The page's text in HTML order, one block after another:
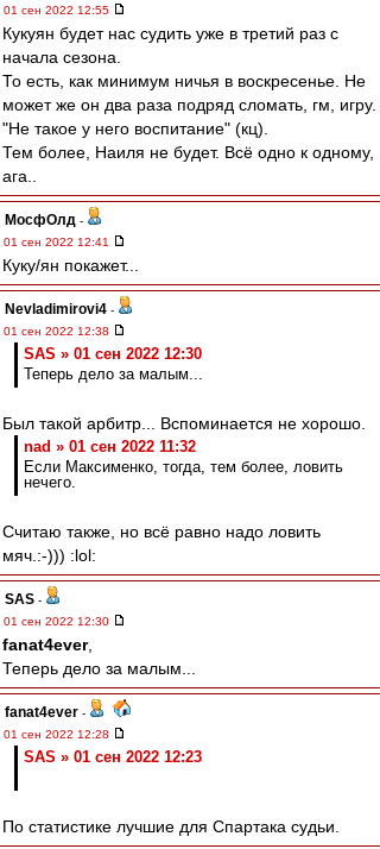
01 сен 2022 12:55
Кукуян будет нас судить уже в третий раз с
начала сезона.
То есть, как минимум ничья в воскресенье. Не
может же он два раза подряд сломать, гм, игру.
"Не такое у него воспитание" (кц).
Тем более, Наиля не будет. Всё одно к одному,
ага..
МосфОлд -
01 сен 2022 12:41
Куку/ян покажет...
Nevladimirovi4 -
01 сен 2022 12:38
SAS » 01 сен 2022 12:30
Теперь дело за малым...
Был такой арбитр... Вспоминается не хорошо.
nad » 01 сен 2022 11:32
Если Максименко, тогда, тем более, ловить
нечего.
Считаю также, но всё равно надо ловить
мяч.:-))) :lol:
SAS -
01 сен 2022 12:30
fanat4ever,
Теперь дело за малым...
fanat4ever -
01 сен 2022 12:28
SAS » 01 сен 2022 12:23
По статистике лучшие для Спартака судьи.